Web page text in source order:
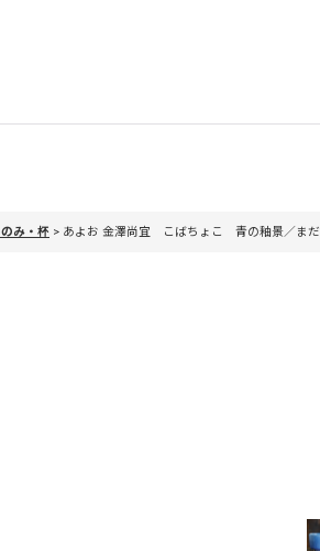
み・杯 > あよお 金澤尚宜 こばちょこ 青の釉景／まだ